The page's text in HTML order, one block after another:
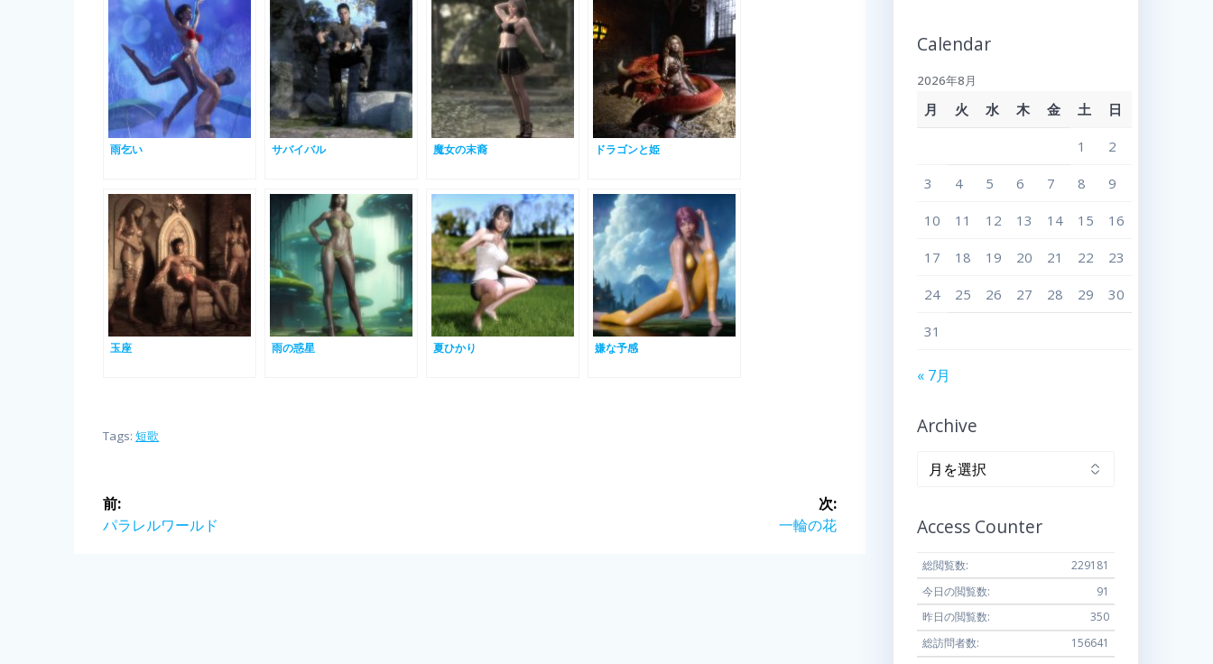
雨乞い サバイバル 魔女の末裔 ドラゴンと姫
玉座 雨の惑星 夏ひかり 嫌な予感
Tags:短歌
前:
前
パラレルワールド
次:
次
一輪の花
Calendar
2026年8月
月 火 水 木 金 土 日
1 2
3 4 5 6 7 8 9
10 11 12 13 14 15 16
17 18 19 20 21 22 23
24 25 26 27 28 29 30
31
« 7月
Archive
Archive
Access Counter
229181
総閲覧数:
91
今日の閲覧数:
350
昨日の閲覧数:
156641
総訪問者数: